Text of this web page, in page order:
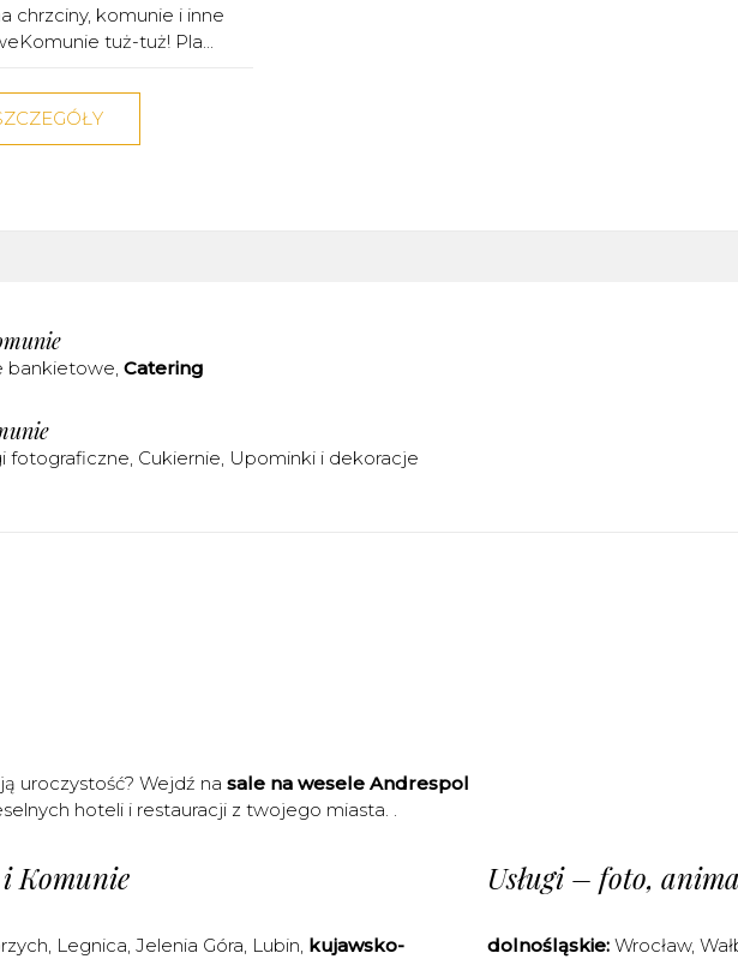
chrzciny, komunie i inne
tuż-tuż! Pla...
bankietowe Catering
fotograficzne Cukiernie Upominki i dekoracje
uroczystość? Wejdź na sale na wesele Andrespol
hoteli i restauracji z twojego miasta. .
Komunie
, Legnica, Jelenia Góra, Lubin, kujawsko-
Usługi – foto,
dolnośląskie: Wrocław,